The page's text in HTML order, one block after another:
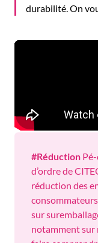
durabilité. On
#Réduction
d’ordre de
réduction des
sur
notamment sur